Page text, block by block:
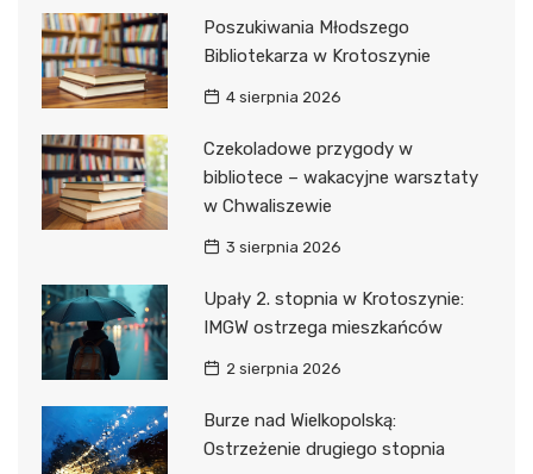
Poszukiwania Młodszego
Bibliotekarza w Krotoszynie
4 sierpnia 2026
Czekoladowe przygody w
bibliotece – wakacyjne warsztaty
w Chwaliszewie
3 sierpnia 2026
Upały 2. stopnia w Krotoszynie:
IMGW ostrzega mieszkańców
2 sierpnia 2026
Burze nad Wielkopolską:
Ostrzeżenie drugiego stopnia